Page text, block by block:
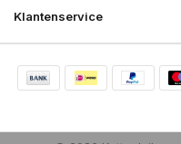
Klantenservice